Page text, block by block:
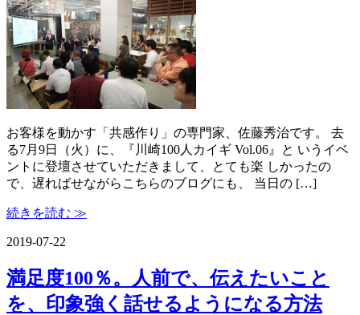
お客様を動かす「共感作り」の専門家、佐藤秀治です。 去
る7月9日（火）に、『川崎100人カイギ Vol.06』と いうイベ
ントに登壇させていただきまして、とても楽 しかったの
で、遅ればせながらこちらのブログにも、 当日の […]
続きを読む ≫
2019-07-22
満足度100％。人前で、伝えたいこと
を、印象強く話せるようになる方法